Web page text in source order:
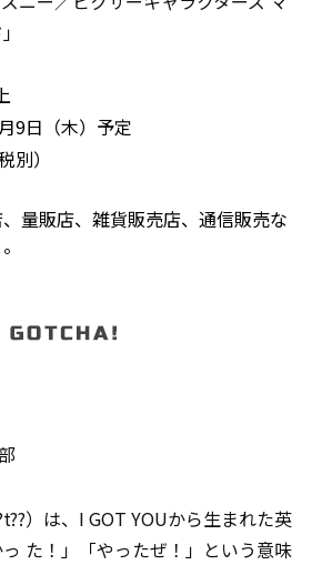
9日（木）予定
別）
量販店、雑貨販売店、通信販売な
）は、I GOT YOUから生まれた英
た！」「やったぜ！」という意味